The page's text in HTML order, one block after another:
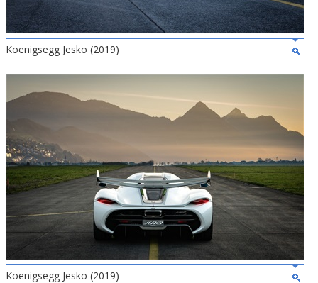
Koenigsegg Jesko (2019)
Koenigsegg Jesko (2019)